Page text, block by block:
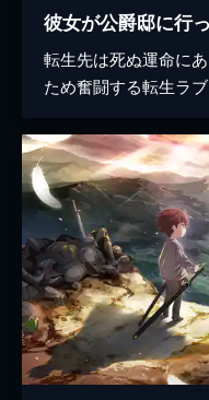
彼女が公爵邸に行
転生先は死ぬ運命に
ため奮闘する転生ラ